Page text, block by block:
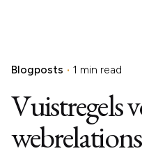
Blogposts 1 min read
Vuistregels
webrelations